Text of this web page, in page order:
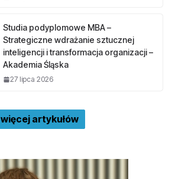
Studia podyplomowe MBA –
Strategiczne wdrażanie sztucznej
inteligencji i transformacja organizacji –
Akademia Śląska
27 lipca 2026
więcej artykułów